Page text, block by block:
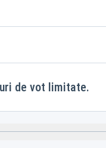
de vot limitate.